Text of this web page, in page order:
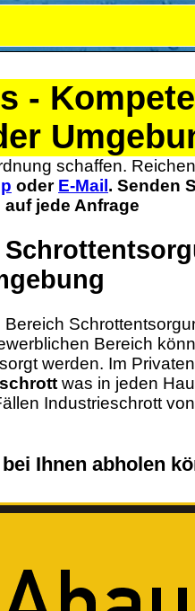
-
schaffen.
oder E-Mail . Senden
jede Anfrage
Bereich
werden. Im
was in jeden
Industrieschrott von
Ihnen abholen